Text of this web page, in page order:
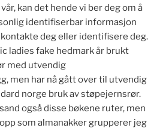
kan det hende vi ber deg om å
identifiserbar informasjon
deg eller identifisere deg.
ladies fake hedmark år brukt
med utvendig
men har nå gått over til utvendig
norge bruk av støpejernsrør.
også disse bøkene ruter, men
som almanakker grupperer jeg